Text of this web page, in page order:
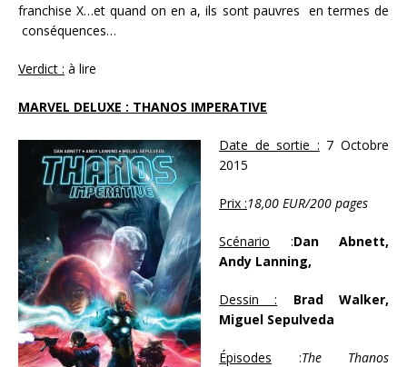
franchise X…et quand on en a, ils sont pauvres en termes de
conséquences…
Verdict : à lire
MARVEL DELUXE : THANOS IMPERATIVE
Date de sortie : 7 Octobre
2015
Prix :18,00 EUR/200 pages
Scénario :Dan Abnett,
Andy Lanning,
Dessin :
Brad Walker,
Miguel Sepulveda
Épisodes :The Thanos